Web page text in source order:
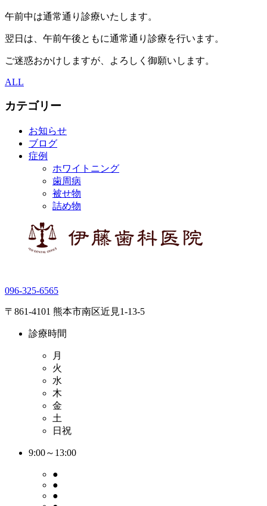
午前中は通常通り診療いたします。
翌日は、午前午後ともに通常通り診療を行います。
ご迷惑おかけしますが、よろしく御願いします。
ALL
カテゴリー
お知らせ
ブログ
症例
ホワイトニング
歯周病
被せ物
詰め物
096-325-6565
〒861-4101 熊本市南区近見1-13-5
診療時間
月
火
水
木
金
土
日祝
9:00～13:00
●
●
●